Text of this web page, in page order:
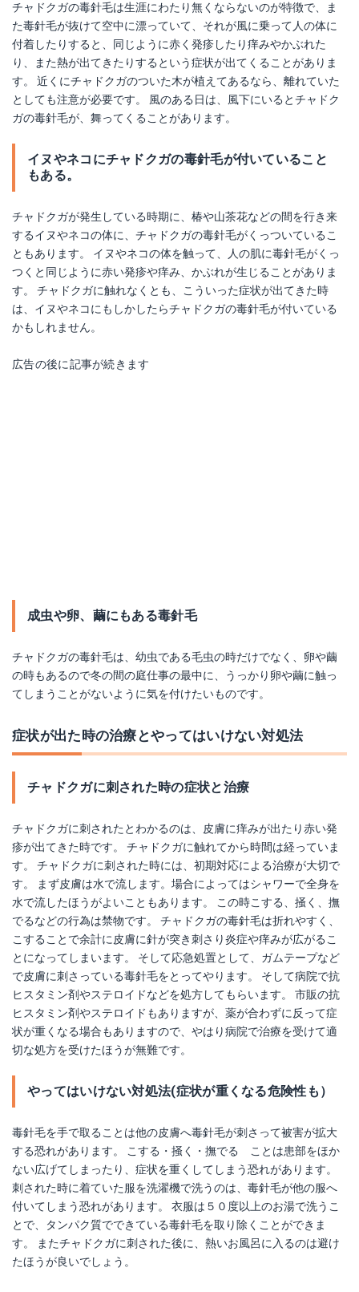
チャドクガの毒針毛は生涯にわたり無くならないのが特徴で、ま
た毒針毛が抜けて空中に漂っていて、それが風に乗って人の体に
付着したりすると、同じように赤く発疹したり痒みやかぶれた
り、また熱が出てきたりするという症状が出てくることがありま
す。 近くにチャドクガのついた木が植えてあるなら、離れていた
としても注意が必要です。 風のある日は、風下にいるとチャドク
ガの毒針毛が、舞ってくることがあります。
イヌやネコにチャドクガの毒針毛が付いていること
もある。
チャドクガが発生している時期に、椿や山茶花などの間を行き来
するイヌやネコの体に、チャドクガの毒針毛がくっついているこ
ともあります。 イヌやネコの体を触って、人の肌に毒針毛がくっ
つくと同じように赤い発疹や痒み、かぶれが生じることがありま
す。 チャドクガに触れなくとも、こういった症状が出てきた時
は、イヌやネコにもしかしたらチャドクガの毒針毛が付いている
かもしれません。
広告の後に記事が続きます
成虫や卵、繭にもある毒針毛
チャドクガの毒針毛は、幼虫である毛虫の時だけでなく、卵や繭
の時もあるので冬の間の庭仕事の最中に、うっかり卵や繭に触っ
てしまうことがないように気を付けたいものです。
症状が出た時の治療とやってはいけない対処法
チャドクガに刺された時の症状と治療
チャドクガに刺されたとわかるのは、皮膚に痒みが出たり赤い発
疹が出てきた時です。 チャドクガに触れてから時間は経っていま
す。 チャドクガに刺された時には、初期対応による治療が大切で
す。 まず皮膚は水で流します。場合によってはシャワーで全身を
水で流したほうがよいこともあります。 この時こする、掻く、撫
でるなどの行為は禁物です。 チャドクガの毒針毛は折れやすく、
こすることで余計に皮膚に針が突き刺さり炎症や痒みが広がるこ
とになってしまいます。 そして応急処置として、ガムテープなど
で皮膚に刺さっている毒針毛をとってやります。 そして病院で抗
ヒスタミン剤やステロイドなどを処方してもらいます。 市販の抗
ヒスタミン剤やステロイドもありますが、薬が合わずに反って症
状が重くなる場合もありますので、やはり病院で治療を受けて適
切な処方を受けたほうが無難です。
やってはいけない対処法(症状が重くなる危険性も）
毒針毛を手で取ることは他の皮膚へ毒針毛が刺さって被害が拡大
する恐れがあります。 こする・掻く・撫でる ことは患部をほか
ない広げてしまったり、症状を重くしてしまう恐れがあります。
刺された時に着ていた服を洗濯機で洗うのは、毒針毛が他の服へ
付いてしまう恐れがあります。 衣服は５０度以上のお湯で洗うこ
とで、タンパク質でできている毒針毛を取り除くことができま
す。 またチャドクガに刺された後に、熱いお風呂に入るのは避け
たほうが良いでしょう。